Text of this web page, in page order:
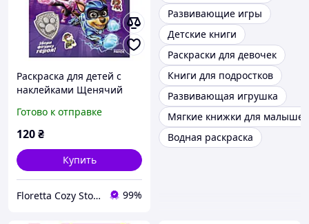
Раскраска для детей с
наклейками Щенячий
Готово к отправке
120₴
Купить
Floretta Cozy Store 99%
Развивающие игры
Детские книги
Раскраски для девочек
Книги для подростков
Развивающая игрушка
Мягкие книжки для малышей
Водная раскраска